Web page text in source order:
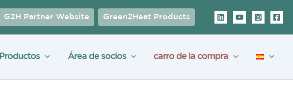
G2H Partner Website Green2Heat Products
Productos Área de socios carro de la compra